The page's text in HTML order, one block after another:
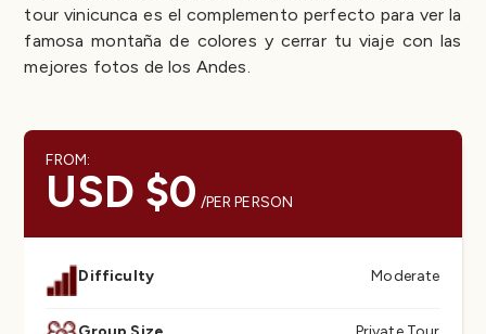
tour vinicunca es el complemento perfecto para ver la
famosa montaña de colores y cerrar tu viaje con las
mejores fotos de los Andes.
FROM:
USD $0 /PER PERSON
Difficulty Moderate